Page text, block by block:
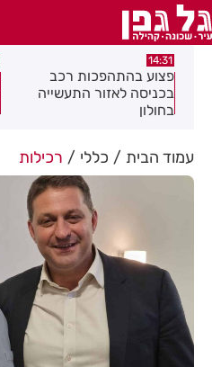
14:31
פצוע בהתהפכות רכב
בכניסה לאזור התעשייה
בחולון
עמוד הבית כללי רכילות